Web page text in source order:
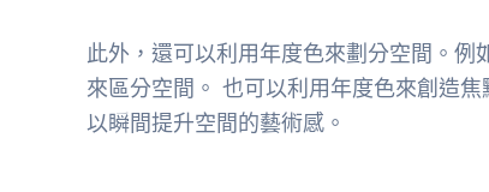
此外，還可以利用年度色來劃分空間。
來區分空間。 也可以利用年度色來創造
以瞬間提升空間的藝術感。